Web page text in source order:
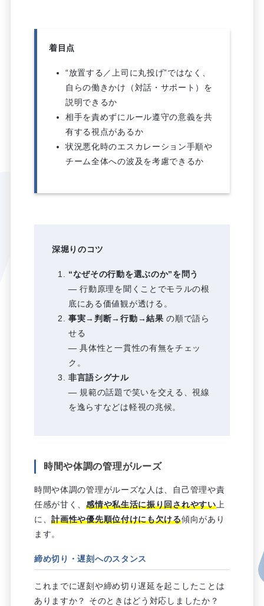
着目点
“放置する／上司に丸投げ”ではなく、
自らの働きかけ（対話・サポート）を
説明できるか
相手を責めずにルール遵守の意義を共
有する視点があるか
状況悪化時のエスカレーション手順や
チーム全体への波及を考慮できるか
深堀りのコツ
“なぜその行動を選ぶのか”を問う
― 行動原理を聞くことでモラルの根
底にある価値観が透ける。
事実→判断→行動→結果 の順で語ら
せる
― 具体性と一貫性の有無をチェッ
ク。
非言語シグナル
― 規範の話題で笑いを交える、視線
を逸らすなどは軽視の兆候。
時間や体調の管理がルーズ
時間や体調の管理がルーズな人は、自己管理や責
任感が甘く、感情や私生活に振り回されやすい上
に、計画性や優先順位付けにも欠ける傾向があり
ます。
締め切り・遅刻へのスタンス
これまでに遅刻や締め切り遅延を起こしたことは
ありますか？ そのときはどう対応しましたか？